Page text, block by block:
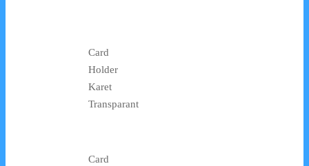
Card
Holder
Karet
Transparant
Card